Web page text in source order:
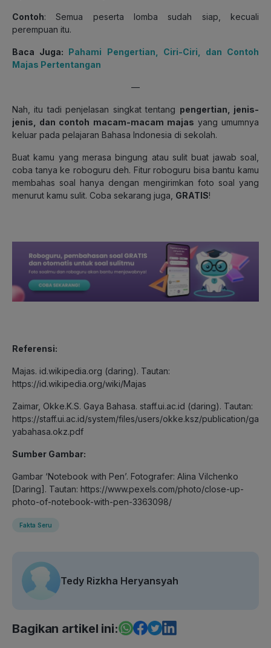
Contoh: Semua peserta lomba sudah siap, kecuali
perempuan itu.
Baca Juga: Pahami Pengertian, Ciri-Ciri, dan Contoh
Majas Pertentangan
—
Nah, itu tadi penjelasan singkat tentang pengertian, jenis-
jenis, dan contoh macam-macam majas yang umumnya
keluar pada pelajaran Bahasa Indonesia di sekolah.
Buat kamu yang merasa bingung atau sulit buat jawab soal,
coba tanya ke roboguru deh. Fitur roboguru bisa bantu kamu
membahas soal hanya dengan mengirimkan foto soal yang
menurut kamu sulit. Coba sekarang juga, GRATIS!
Referensi:
Majas. id.wikipedia.org (daring). Tautan:
https://id.wikipedia.org/wiki/Majas
Zaimar, Okke.K.S. Gaya Bahasa. staff.ui.ac.id (daring). Tautan:
https://staff.ui.ac.id/system/files/users/okke.ksz/publication/ga
yabahasa.okz.pdf
Sumber Gambar:
Gambar ‘Notebook with Pen’. Fotografer: Alina Vilchenko
[Daring]. Tautan: https://www.pexels.com/photo/close-up-
photo-of-notebook-with-pen-3363098/
Fakta Seru
Tedy Rizkha Heryansyah
Bagikan artikel ini: